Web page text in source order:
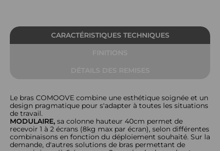
CARACTÉRISTIQUES TECHNIQUES
Le bras COMOOVE combine une esthétique soignée et un
design pragmatique pour s'adapter à toutes les situations
de travail.
MODULAIRE, sa colonne hauteur 40cm permet de
recevoir 1 à 2 écrans (8kg max par écran), selon différentes
combinaisons en fonction du déploiement souhaité. Sur la
demande, d'autres solutions de bras permettant de